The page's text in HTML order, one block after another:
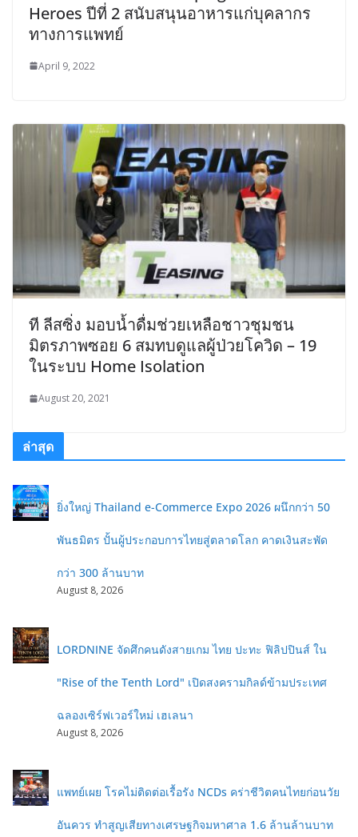
Heroes ปีที่ 2 สนับสนุนอาหารแก่บุคลากร
ทางการแพทย์
April 9, 2022
ที ลีสซิ่ง มอบน้ำดื่มช่วยเหลือชาวชุมชน
มิตรภาพซอย 6 สมทบดูแลผู้ป่วยโควิด – 19
ในระบบ Home Isolation
August 20, 2021
ล่าสุด
ยิ่งใหญ่ Thailand e-Commerce Expo 2026 ผนึกกว่า 50
พันธมิตร ปั้นผู้ประกอบการไทยสู่ตลาดโลก คาดเงินสะพัด
กว่า 300 ล้านบาท
August 8, 2026
LORDNINE จัดศึกคนดังสายเกม ไทย ปะทะ ฟิลิปปินส์ ใน
"Rise of the Tenth Lord" เปิดสงครามกิลด์ข้ามประเทศ
ฉลองเซิร์ฟเวอร์ใหม่ เฮเลนา
August 8, 2026
แพทย์เผย โรคไม่ติดต่อเรื้อรัง NCDs คร่าชีวิตคนไทยก่อนวัย
อันควร ทำสูญเสียทางเศรษฐกิจมหาศาล 1.6 ล้านล้านบาท